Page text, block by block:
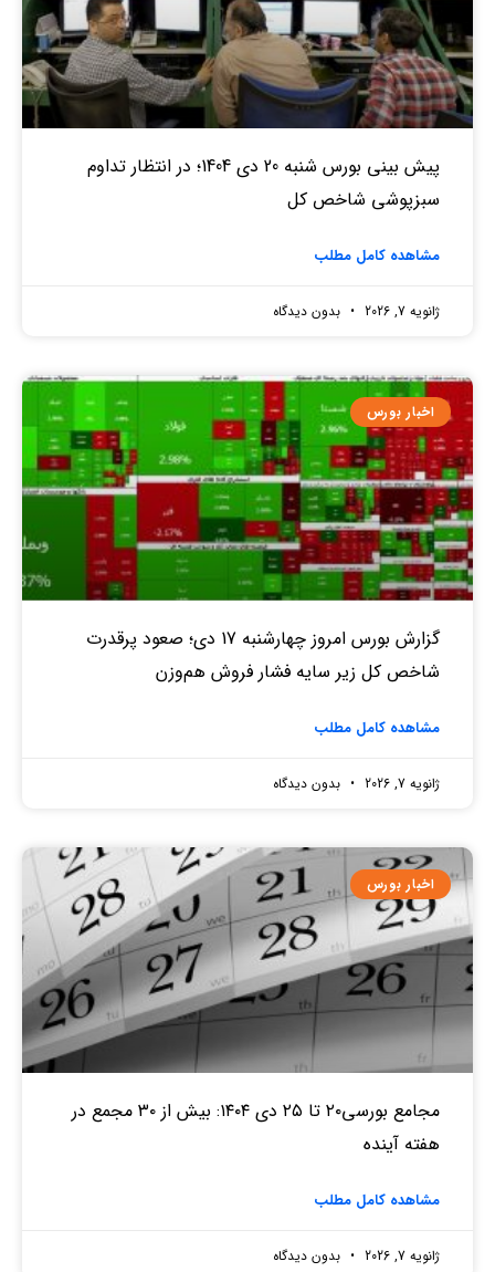
پیش بینی بورس شنبه 20 دی 1404؛ در انتظار تداوم
سبزپوشی شاخص کل
مشاهده کامل مطلب
ژانویه 7, 2026 بدون دیدگاه
اخبار بورس
گزارش بورس امروز چهارشنبه 17 دی؛ صعود پرقدرت
شاخص کل زیر سایه فشار فروش هم‌وزن
مشاهده کامل مطلب
ژانویه 7, 2026 بدون دیدگاه
اخبار بورس
مجامع بورسی۲۰ تا ۲۵ دی ۱۴۰۴: بیش از ۳۰ مجمع در
هفته آینده
مشاهده کامل مطلب
ژانویه 7, 2026 بدون دیدگاه